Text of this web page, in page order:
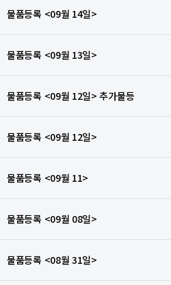
물품등록 <09월 14일>
물품등록 <09월 13일>
물품등록 <09월 12일> 추가물등
물품등록 <09월 12일>
물품등록 <09월 11>
물품등록 <09월 08일>
물품등록 <08월 31일>